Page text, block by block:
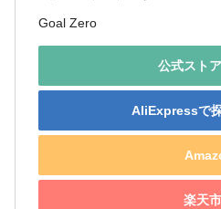
Goal Zero
公式スト
AliExpressで探
楽天